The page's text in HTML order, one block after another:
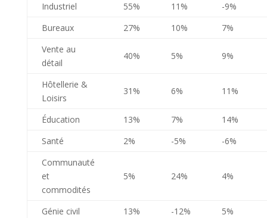
Industriel 55% 11%
-9%
Bureaux
27% 10%
7%
Vente au
détail
40% 5% 9%
Hôtellerie &
Loisirs
31% 6% 11%
Éducation 13% 7%
14%
Santé
2% -5%
-6%
Communauté
et
commodités
5% 24% 4%
Génie civil 13% -12%
5%